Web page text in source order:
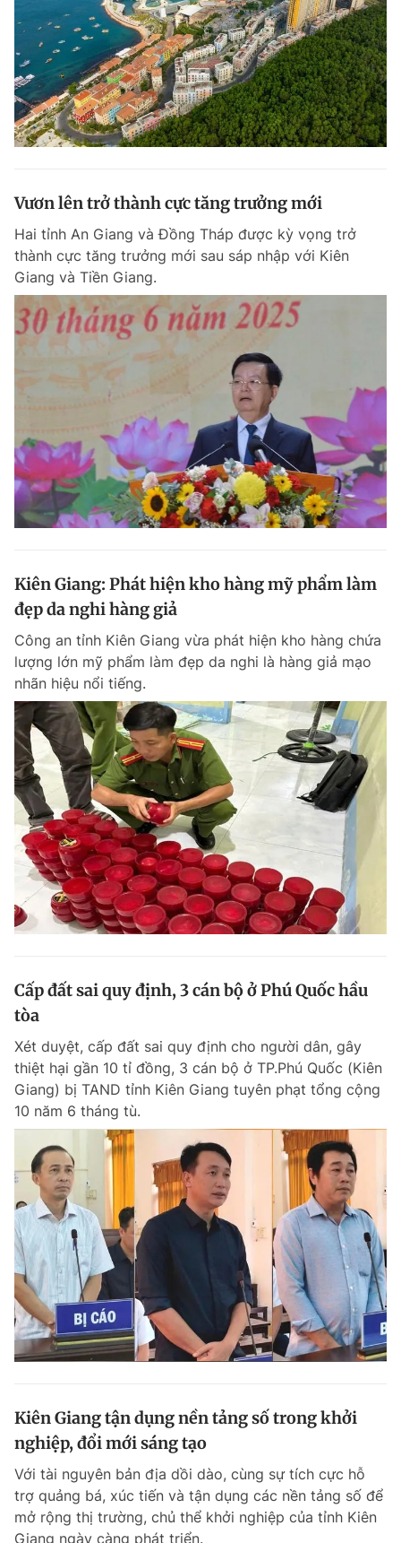
Vươn lên trở thành cực tăng trưởng mới
Hai tỉnh An Giang và Đồng Tháp được kỳ vọng trở
thành cực tăng trưởng mới sau sáp nhập với Kiên
Giang và Tiền Giang.
Kiên Giang: Phát hiện kho hàng mỹ phẩm làm
đẹp da nghi hàng giả
Công an tỉnh Kiên Giang vừa phát hiện kho hàng chứa
lượng lớn mỹ phẩm làm đẹp da nghi là hàng giả mạo
nhãn hiệu nổi tiếng.
Cấp đất sai quy định, 3 cán bộ ở Phú Quốc hầu
tòa
Xét duyệt, cấp đất sai quy định cho người dân, gây
thiệt hại gần 10 tỉ đồng, 3 cán bộ ở TP.Phú Quốc (Kiên
Giang) bị TAND tỉnh Kiên Giang tuyên phạt tổng cộng
10 năm 6 tháng tù.
Kiên Giang tận dụng nền tảng số trong khởi
nghiệp, đổi mới sáng tạo
Với tài nguyên bản địa dồi dào, cùng sự tích cực hỗ
trợ quảng bá, xúc tiến và tận dụng các nền tảng số để
mở rộng thị trường, chủ thể khởi nghiệp của tỉnh Kiên
Giang ngày càng phát triển.